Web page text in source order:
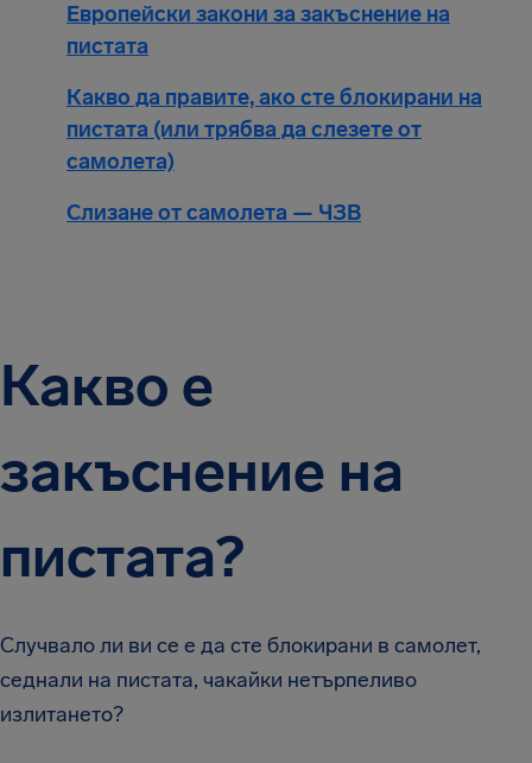
Европейски закони за закъснение на
пистата
Какво да правите, ако сте блокирани на
пистата (или трябва да слезете от
самолета)
Слизане от самолета — ЧЗВ
Какво е
закъснение на
пистата?
Случвало ли ви се е да сте блокирани в самолет,
седнали на пистата, чакайки нетърпеливо
излитането?